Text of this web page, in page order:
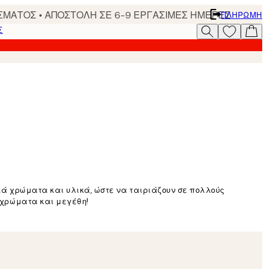
• ΑΠΟΣΤΟΛΗ ΣΕ 6-9 ΕΡΓΑΣΙΜΕΣ ΗΜΕΡΕΣΠΛΗΡΩΜΉ
χρώματα και υλικά, ώστε να ταιριάζουν σε πολλούς
και μεγέθη!